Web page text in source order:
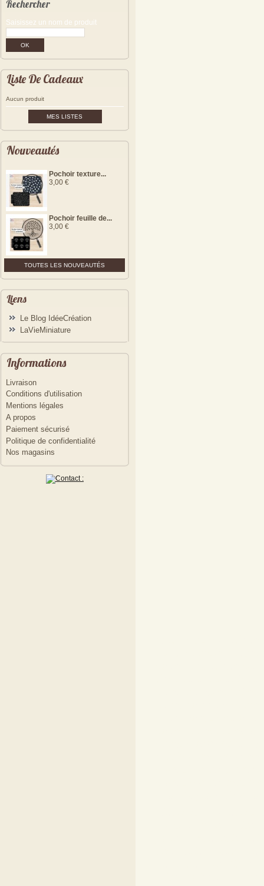
Rechercher
Saisissez un nom de produit
Liste De Cadeaux
Aucun produit
MES LISTES
Nouveautés
Pochoir texture...
3,00 €
Pochoir feuille de...
3,00 €
TOUTES LES NOUVEAUTÉS
Liens
Le Blog IdéeCréation
LaVieMiniature
Informations
Livraison
Conditions d'utilisation
Mentions légales
A propos
Paiement sécurisé
Politique de confidentialité
Nos magasins